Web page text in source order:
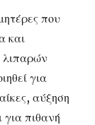
που
και
λιπαρών
για
αύξηση
για πιθανή